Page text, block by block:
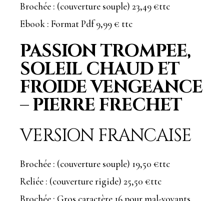
Brochée : (couverture souple) 23,49 €ttc
Ebook : Format Pdf 9,99 € ttc
PASSION TROMPEE,
SOLEIL CHAUD ET
FROIDE VENGEANCE
– PIERRE FRECHET
VERSION FRANCAISE
Brochée : (couverture souple) 19,50 €ttc
Reliée : (couverture rigide) 25,50 €ttc